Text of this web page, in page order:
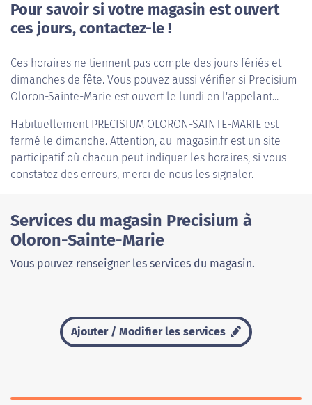
Pour savoir si votre magasin est ouvert
ces jours, contactez-le !
Ces horaires ne tiennent pas compte des jours fériés et
dimanches de fête. Vous pouvez aussi vérifier si Precisium
Oloron-Sainte-Marie est ouvert le lundi en l'appelant...
Habituellement PRECISIUM OLORON-SAINTE-MARIE est
fermé le dimanche. Attention, au-magasin.fr est un site
participatif où chacun peut indiquer les horaires, si vous
constatez des erreurs, merci de nous les signaler.
Services du magasin Precisium à
Oloron-Sainte-Marie
Vous pouvez renseigner les services du magasin.
Ajouter / Modifier les services